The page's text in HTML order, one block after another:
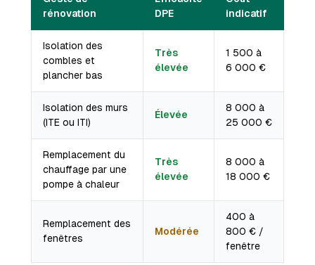
rénovation
DPE
indicatif
Isolation des
combles et
plancher bas
Très
élevée
1 500 à
6 000 €
Isolation des murs
(ITE ou ITI)
Élevée
8 000 à
25 000 €
Remplacement du
chauffage par une
pompe à chaleur
Très
élevée
8 000 à
18 000 €
Remplacement des
fenêtres
Modérée
400 à
800 € /
fenêtre